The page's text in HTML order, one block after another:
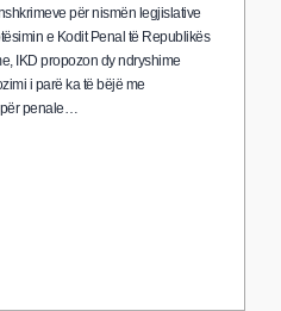
për nismën legjislative
e Kodit Penal të Republikës
IKD propozon dy ndryshime
i parë ka të bëjë me
penale…